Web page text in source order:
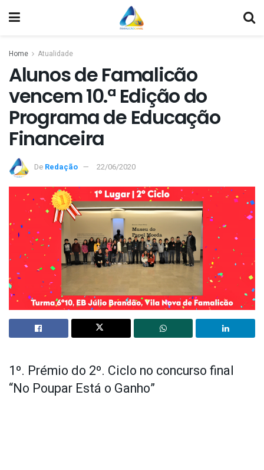
Home Atualidade
Alunos de Famalicão
vencem 10.ª Edição do
Programa de Educação
Financeira
De Redação 22/06/2020
1º. Prémio do 2º. Ciclo no concurso final
“No Poupar Está o Ganho”